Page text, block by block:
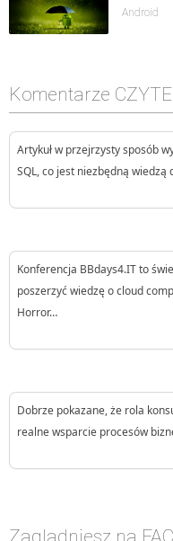
Android
Komentarze
Artykuł w przejrzysty sposób
SQL, co jest niezbędną
Konferencja BBdays4.IT to
poszerzyć wiedzę o cloud
Horror…
Dobrze pokazane, że rola
realne wsparcie procesów
Zaglądniesz na